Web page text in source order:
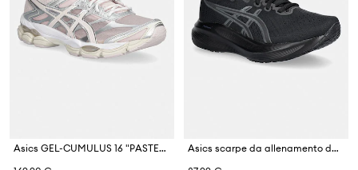
Asics GEL-CUMULUS 16 "PASTEL METALLIC PACK" sneakers da donna
Asics scarpe da allenamento da donna GEL-EXCITE 11